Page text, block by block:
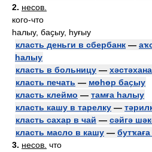
2. несов.
кого-что
һалыу, баҫыу, һуғыу
класть деньги в сбербанк —
һалыу
класть в больницу —
класть печать — мөһөр баҫыу
класть клеймо — тамға һалыу
класть кашу в тарелку —
класть сахар в чай — сәйгә
класть масло в кашу —
3. несов. что